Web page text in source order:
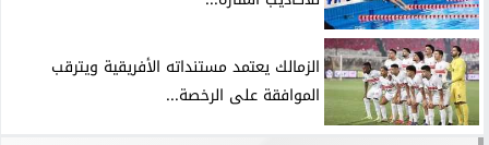
الزمالك يعتمد مستنداته الأفريقية ويترقب
الموافقة على الرخصة...